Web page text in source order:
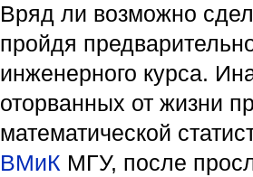
Вряд ли возможно
пройдя
инженерного курса.
оторванных от жизни
математической
ВМиК МГУ, после